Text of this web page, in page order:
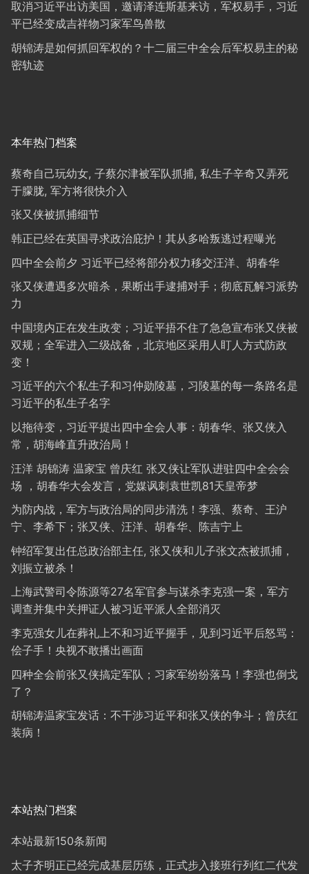
取消习近平出访美国，邀请泽连斯基来访，军权易手，习近
平已经变成吉祥物习家军鸟兽散
胡锦涛是如何抓回军权的？十二届三中全会后军权易主的秘
密轨迹
本年热门档案
蔡奇自己玩幼女, 子蔡尔津被军队抓捕, 私生子辛奇又弄死
于朦胧, 军方将很快介入
张又侠被抓捕细节
韩正已经在英国寻求政治庇护！其从多哈叛逃过程曝光
四中全会前夕 习近平已经将部分权力移交汪洋、胡春华
张又侠遭遇多次暗杀，果断出手逮捕对手；彻底瓦解习派势
力
中国境内正在发生政变；习近平捂不住了急急宣布张又侠被
双规；全军进入二级战备，北京地区采用人盯人方式防政
变！
习近平的六个私生子和习仲勋陵墓，习陵墓的每一条路名是
习近平的私生子名字
以拖待变，习近平提出四中全会人事：胡春华、张又侠入
常，胡海峰直升政治局！
汪洋 胡锦涛 温家宝 曾庆红 张又侠让军队进驻四中全会会
场 ，胡春华大会发言，党媒讽刺袁世凯81天皇帝梦
为防内战，军方与政治局的同步清洗！李强、蔡奇、王沪
宁、李希下；张又侠、汪洋、胡春华、陈吉宁上
钟绍军复出任总政治部主任, 张又侠和儿子张文杰被抓捕，
刘振立被杀！
上海武警司令陈源等27名军官参与谋杀李克强一案，军方
调查并集中关押证人被习近平派人全部消灭
李克强女儿在葬礼上不和习近平握手，见到习近平后怒骂：
侩子手！央视不敢播出画面
四种全会前张又侠搞定军队；习家军纷纷落马！李强也倒戈
了？
胡锦涛温家宝发话：不干涉习近平和张又侠的争斗；曾庆红
装病！
本站热门档案
本站最新150条新闻
太子齐明正已经完成基层历练，正式步入接班行列红二代发